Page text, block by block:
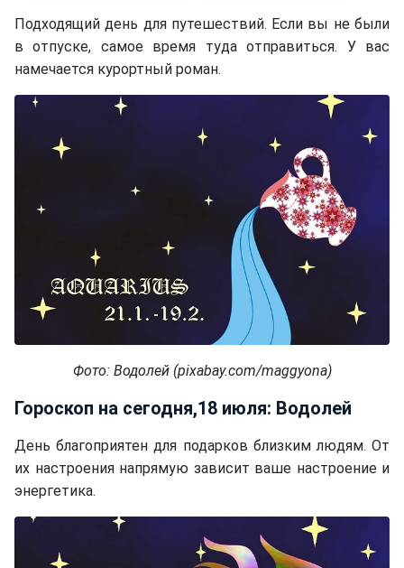
Подходящий день для путешествий. Если вы не были
в отпуске, самое время туда отправиться. У вас
намечается курортный роман.
Фото: Водолей (pixabay.com/maggyona)
Гороскоп на сегодня,18 июля: Водолей
День благоприятен для подарков близким людям. От
их настроения напрямую зависит ваше настроение и
энергетика.